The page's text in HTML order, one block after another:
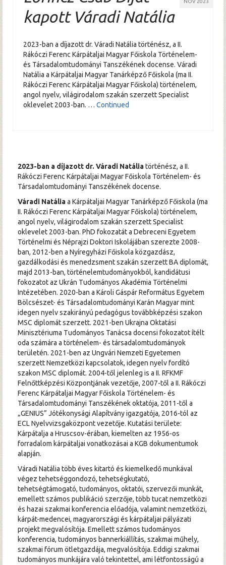
NOV 2023
kapott Váradi Natália
2023-ban a díjazott dr. Váradi Natália történész, a II.
Rákóczi Ferenc Kárpátaljai Magyar Főiskola Történelem-
és Társadalomtudományi Tanszékének docense. Váradi
Natália a Kárpátaljai Magyar Tanárképző Főiskola (ma II.
Rákóczi Ferenc Kárpátaljai Magyar Főiskola) történelem,
angol nyelv, világirodalom szakán szerzett Specialist
oklevelet 2003-ban. … Continued
2023-ban a díjazott dr. Váradi Natáliatörténész, a II.
Rákóczi Ferenc Kárpátaljai Magyar Főiskola Történelem- és
Társadalomtudományi Tanszékének docense.
Váradi Natáliaa Kárpátaljai Magyar Tanárképző Főiskola (ma
II. Rákóczi Ferenc Kárpátaljai Magyar Főiskola) történelem,
angol nyelv, világirodalom szakán szerzett Specialist
oklevelet 2003-ban. PhD fokozatát a Debreceni Egyetem
Történelmi és Néprajzi Doktori Iskolájában szerezte 2008-
ban, 2012-ben a Nyíregyházi Főiskola közgazdász,
gazdálkodási és menedzsment szakán szerzett BA diplomát,
majd 2013-ban, történelemtudományokból, kandidátusi
fokozatot az Ukrán Tudományos Akadémia Történelmi
Intézetében. 2020-ban a Károli Gáspár Református Egyetem
Bölcsészet- és Társadalomtudományi Karán Magyar mint
idegen nyelv szakirányú pedagógus továbbképzési szakon
MSC diplomát szerzett. 2021-ben Ukrajna Oktatási
Minisztériuma Tudományos Tanácsa docensi fokozatot ítélt
oda számára a történelem- és társadalomtudományok
területén. 2021-ben az Ungvári Nemzeti Egyetemen
szerzett Nemzetközi kapcsolatok, idegen nyelv fordító
szakon MSC diplomát. 2004-től jelenleg is a II. RFKMF
Felnőttképzési Központjának vezetője, 2007-től a II. Rákóczi
Ferenc Kárpátaljai Magyar Főiskola Történelem- és
Társadalomtudományi Tanszékének oktatója, 2011-től a
„GENIUS” Jótékonysági Alapítvány igazgatója, 2016-tól az
ECL Nyelvvizsgaközpont vezetője. Kutatási területe:
Kárpátalja a Hruscsov-érában, kiemelten az 1956-os
forradalom kárpátaljai vonatkozásai a KGB dokumentumok
alapján.
Váradi Natália több éves kitartó és kiemelkedő munkával
végez tehetséggondozó, tehetségkutató,
tehetségtámogató, tudományos, oktatói, szervezői munkát,
emellett számos publikáció szerzője, több tucat nemzetközi
és hazai szakmai konferencia előadója, valamint nemzetközi,
kárpát-medencei, magyarországi és kárpátaljai pályázati
projekt megvalósítója. Emellett számos tudományos
konferencia, tudományos bannerkiállítás, szakmai műhely,
szakmai fórum ötletgazdája, megvalósítója. Eddigi szakmai
tudományos munkájára való tekintettel, ami létfontosságú a